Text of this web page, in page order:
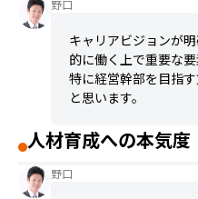
野口
キャリアビジョンが
的に働く上で重要な要
特に経営幹部を目指
と思います。
人材育成への本気
野口